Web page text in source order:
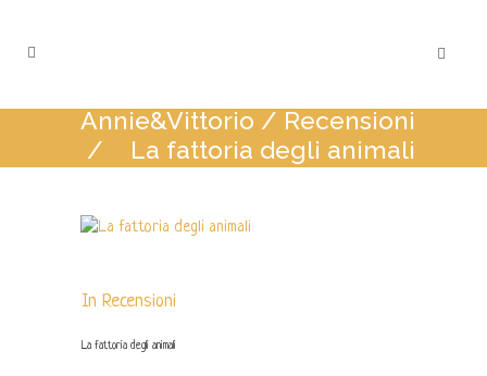
Annie&Vittorio / Recensioni
/
La fattoria degli animali
In Recensioni
La fattoria degli animali